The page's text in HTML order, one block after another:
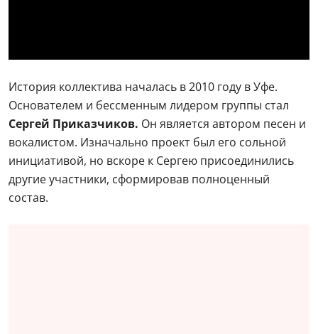
История коллектива началась в 2010 году в Уфе.
Основателем и бессменным лидером группы стал
Сергей Приказчиков. Он является автором песен и
вокалистом. Изначально проект был его сольной
инициативой, но вскоре к Сергею присоединились
другие участники, сформировав полноценный
состав.